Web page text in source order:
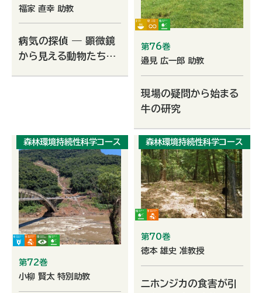
福家 直幸 助教
病気の探偵 ― 顕微鏡
から見える動物たちの
第76巻
邉見 広一郎 助教
現場の疑問から始まる
牛の研究
森林環境持続性科学コース
第72巻
小柳 賢太 特別助教
森林環境持続性科学コース
第70巻
徳本 雄史 准教授
ニホンジカの食害が引